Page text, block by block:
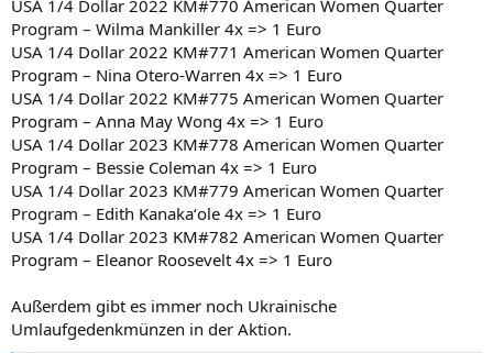
USA 1/4 Dollar 2022 KM#770 American Women Quarter
Program – Wilma Mankiller 4x => 1 Euro
USA 1/4 Dollar 2022 KM#771 American Women Quarter
Program – Nina Otero-Warren 4x => 1 Euro
USA 1/4 Dollar 2022 KM#775 American Women Quarter
Program – Anna May Wong 4x => 1 Euro
USA 1/4 Dollar 2023 KM#778 American Women Quarter
Program – Bessie Coleman 4x => 1 Euro
USA 1/4 Dollar 2023 KM#779 American Women Quarter
Program – Edith Kanakaʻole 4x => 1 Euro
USA 1/4 Dollar 2023 KM#782 American Women Quarter
Program – Eleanor Roosevelt 4x => 1 Euro
Außerdem gibt es immer noch Ukrainische
Umlaufgedenkmünzen in der Aktion.